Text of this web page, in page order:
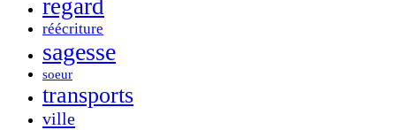
regard
réécriture
sagesse
soeur
transports
ville